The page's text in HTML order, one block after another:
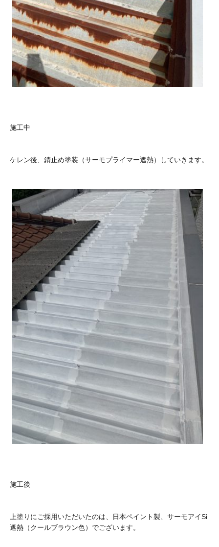
施工中
ケレン後、錆止め塗装（サーモプライマー遮熱）していきます。
施工後
上塗りにご採用いただいたのは、日本ペイント製、サーモアイSi
遮熱（クールブラウン色）でございます。